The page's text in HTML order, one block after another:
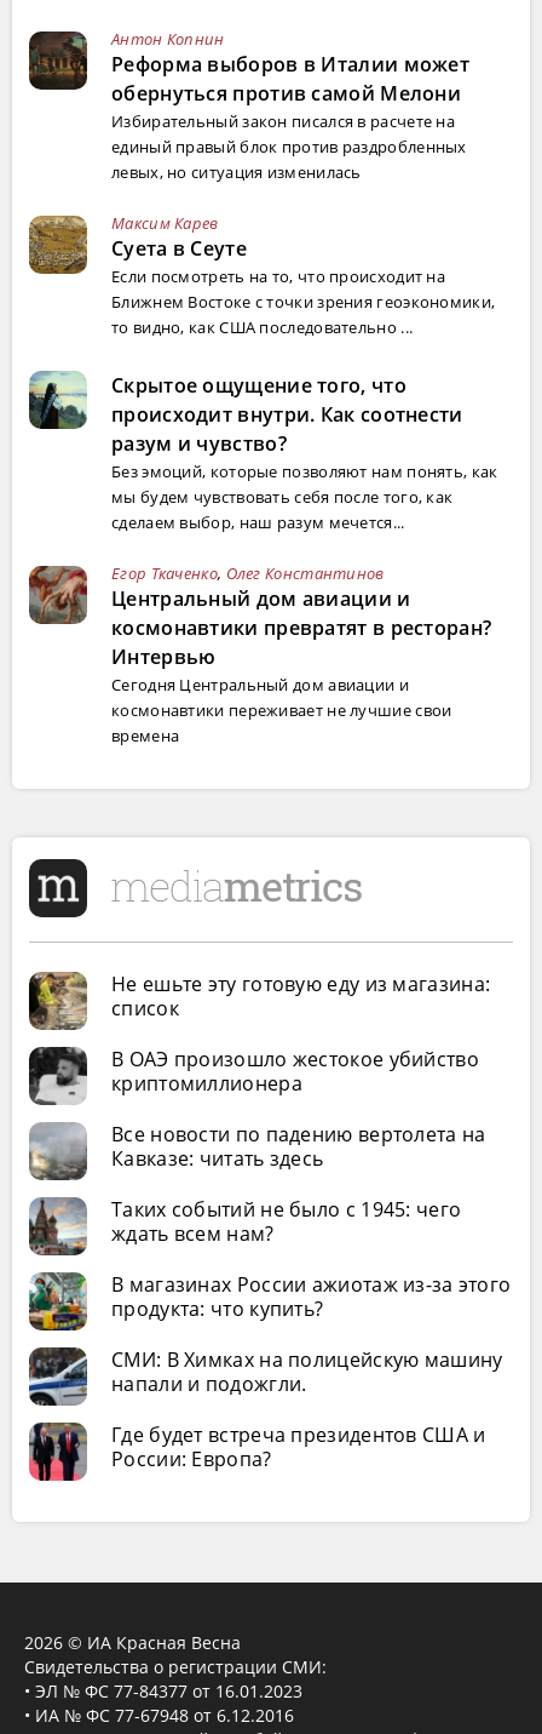
Антон Копнин
Реформа выборов в Италии может
обернуться против самой Мелони
Избирательный закон писался в расчете на
единый правый блок против раздробленных
левых, но ситуация изменилась
Максим Карев
Суета в Сеуте
Если посмотреть на то, что происходит на
Ближнем Востоке с точки зрения геоэкономики,
то видно, как США последовательно ...
Скрытое ощущение того, что
происходит внутри. Как соотнести
разум и чувство?
Без эмоций, которые позволяют нам понять, как
мы будем чувствовать себя после того, как
сделаем выбор, наш разум мечется...
Егор Ткаченко, Олег Константинов
Центральный дом авиации и
космонавтики превратят в ресторан?
Интервью
Сегодня Центральный дом авиации и
космонавтики переживает не лучшие свои
времена
Не ешьте эту готовую еду из магазина:
список
В ОАЭ произошло жестокое убийство
криптомиллионера
Все новости по падению вертолета на
Кавказе: читать здесь
Таких событий не было с 1945: чего
ждать всем нам?
В магазинах России ажиотаж из-за этого
продукта: что купить?
СМИ: В Химках на полицейскую машину
напали и подожгли.
Где будет встреча президентов США и
России: Европа?
2026 © ИА Красная Весна
Свидетельства о регистрации СМИ:
• ЭЛ № ФС 77-84377 от 16.01.2023
• ИА № ФС 77-67948 от 6.12.2016